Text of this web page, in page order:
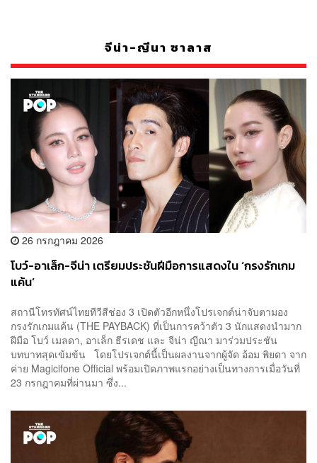
จีน่า-ญีนา ซาลาส
26 กรกฎาคม 2026
โบว์-อาเล็ก-จีน่า เตรียมประชันฝีมือการแสดงใน ‘กรงรักเกม
แค้น’
สถานีโทรทัศน์ไทยทีวีสีช่อง 3 เปิดตัวอีกหนึ่งโปรเจกต์น่าจับตามอง
กรงรักเกมแค้น (THE PAYBACK) ที่เป็นการคว้าตัว 3 นักแสดงนำมาก
ฝีมือ โบว์ เมลดา, อาเล็ก ธีรเดช และ จีน่า ญีณา มาร่วมประชัน
บทบาทสุดเข้มข้น โดยโปรเจกต์นี้เป็นผลงานจากผู้จัด อ้อม พิยดา จาก
ค่าย Magicifone Official พร้อมเปิดภาพแรกอย่างเป็นทางการเมื่อวันที่
23 กรกฎาคมที่ผ่านมา ซึ่ง...